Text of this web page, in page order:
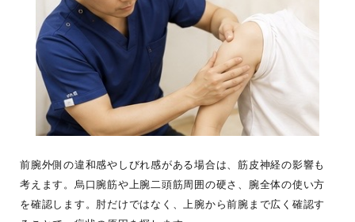
前腕外側の違和感やしびれ感がある場合は、筋皮神経の影響も
考えます。烏口腕筋や上腕二頭筋周囲の硬さ、腕全体の使い方
を確認します。肘だけではなく、上腕から前腕まで広く確認す